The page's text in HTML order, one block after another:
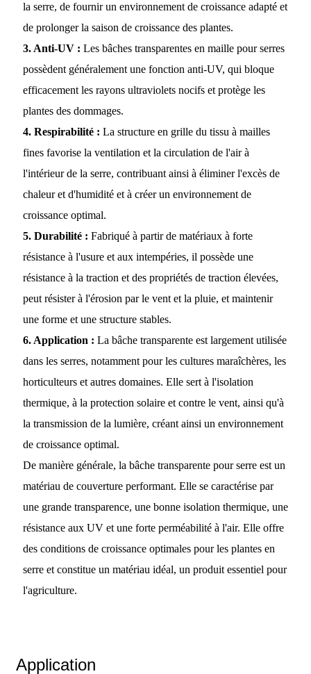
la serre, de fournir un environnement de croissance adapté et
de prolonger la saison de croissance des plantes.
3. Anti-UV : Les bâches transparentes en maille pour serres
possèdent généralement une fonction anti-UV, qui bloque
efficacement les rayons ultraviolets nocifs et protège les
plantes des dommages.
4. Respirabilité : La structure en grille du tissu à mailles
fines favorise la ventilation et la circulation de l'air à
l'intérieur de la serre, contribuant ainsi à éliminer l'excès de
chaleur et d'humidité et à créer un environnement de
croissance optimal.
5. Durabilité : Fabriqué à partir de matériaux à forte
résistance à l'usure et aux intempéries, il possède une
résistance à la traction et des propriétés de traction élevées,
peut résister à l'érosion par le vent et la pluie, et maintenir
une forme et une structure stables.
6. Application : La bâche transparente est largement utilisée
dans les serres, notamment pour les cultures maraîchères, les
horticulteurs et autres domaines. Elle sert à l'isolation
thermique, à la protection solaire et contre le vent, ainsi qu'à
la transmission de la lumière, créant ainsi un environnement
de croissance optimal.
De manière générale, la bâche transparente pour serre est un
matériau de couverture performant. Elle se caractérise par
une grande transparence, une bonne isolation thermique, une
résistance aux UV et une forte perméabilité à l'air. Elle offre
des conditions de croissance optimales pour les plantes en
serre et constitue un matériau idéal, un produit essentiel pour
l'agriculture.
Application